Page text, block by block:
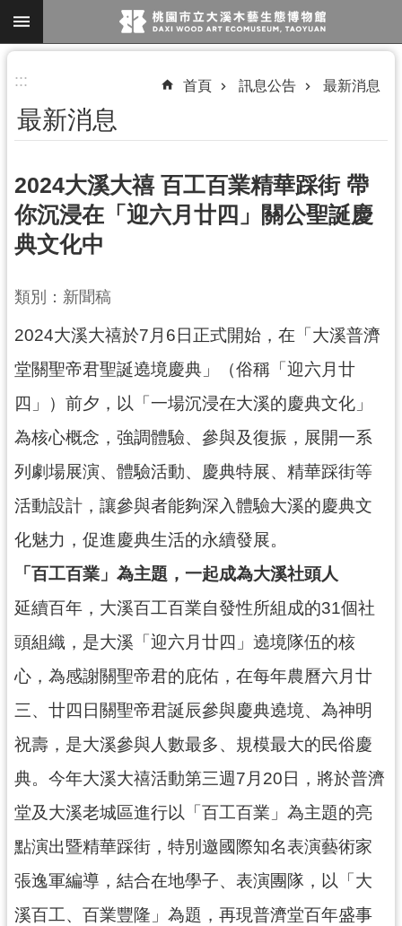
跳到主要內容區塊
搜
尋
參
觀
訊
展
便
民
服
活
動
研
究
學
習
資
源
認
識
木
博
訊
息
公
告
志
::: 首頁 訊息公告 最新消息
最新消息
2024大溪大禧 百工百業精華踩街 帶
你沉浸在「迎六月廿四」關公聖誕慶
典文化中
類別：新聞稿
2024大溪大禧於7月6日正式開始，在「大溪普濟
堂關聖帝君聖誕遶境慶典」（俗稱「迎六月廿
四」）前夕，以「一場沉浸在大溪的慶典文化」
為核心概念，強調體驗、參與及復振，展開一系
列劇場展演、體驗活動、慶典特展、精華踩街等
活動設計，讓參與者能夠深入體驗大溪的慶典文
化魅力，促進慶典生活的永續發展。
「百工百業」為主題，一起成為大溪社頭人
延續百年，大溪百工百業自發性所組成的31個社
頭組織，是大溪「迎六月廿四」遶境隊伍的核
心，為感謝關聖帝君的庇佑，在每年農曆六月廿
三、廿四日關聖帝君誕辰參與慶典遶境、為神明
祝壽，是大溪參與人數最多、規模最大的民俗慶
典。今年大溪大禧活動第三週7月20日，將於普濟
堂及大溪老城區進行以「百工百業」為主題的亮
點演出暨精華踩街，特別邀國際知名表演藝術家
張逸軍編導，結合在地學子、表演團隊，以「大
溪百工、百業豐隆」為題，再現普濟堂百年盛事